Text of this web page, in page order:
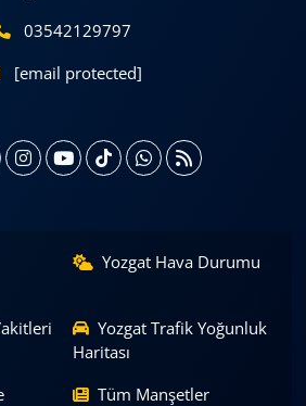
03542129797
[email protected]
Yozgat Hava Durumu
Yozgat Trafik Yoğunluk
Haritası
Tüm Manşetler